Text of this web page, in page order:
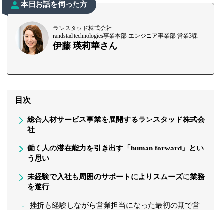
本日お話を伺った方
ランスタッド株式会社
randstad technologies事業本部 エンジニア事業部 営業3課
伊藤 瑛莉華さん
目次
総合人材サービス事業を展開するランスタッド株式会
社
働く人の潜在能力を引き出す「human forward」とい
う思い
未経験で入社も周囲のサポートによりスムーズに業務
を遂行
挫折も経験しながら営業担当になった最初の期で営